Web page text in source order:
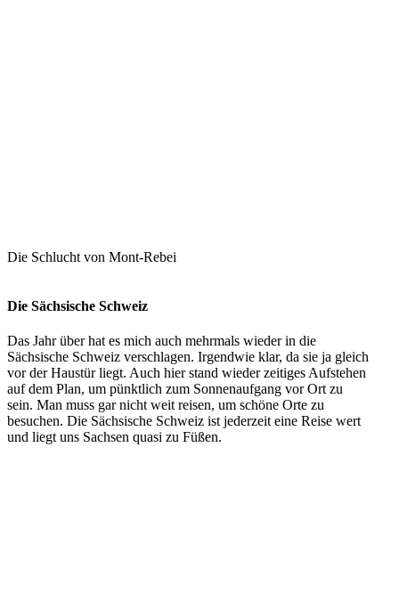
Die Schlucht von Mont-Rebei
Die Sächsische Schweiz
Das Jahr über hat es mich auch mehrmals wieder in die
Sächsische Schweiz verschlagen. Irgendwie klar, da sie ja gleich
vor der Haustür liegt. Auch hier stand wieder zeitiges Aufstehen
auf dem Plan, um pünktlich zum Sonnenaufgang vor Ort zu
sein. Man muss gar nicht weit reisen, um schöne Orte zu
besuchen. Die Sächsische Schweiz ist jederzeit eine Reise wert
und liegt uns Sachsen quasi zu Füßen.